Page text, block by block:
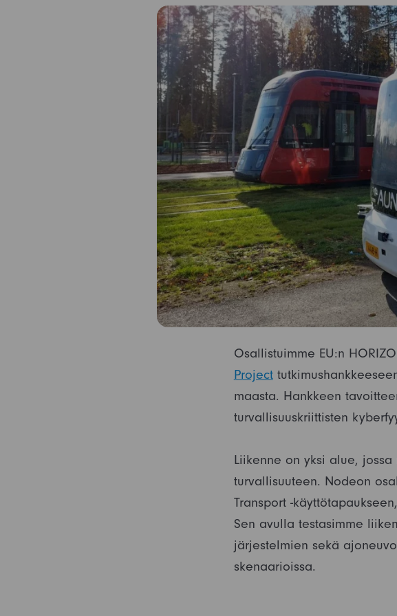
Osallistuimme EU:n
Project
maasta. Hankkeen
turvallisuuskriittisten
Liikenne on yksi alue,
turvallisuuteen. Nodeon
Transport -
Sen avulla testasimme
järjestelmien sekä
skenaarioissa.